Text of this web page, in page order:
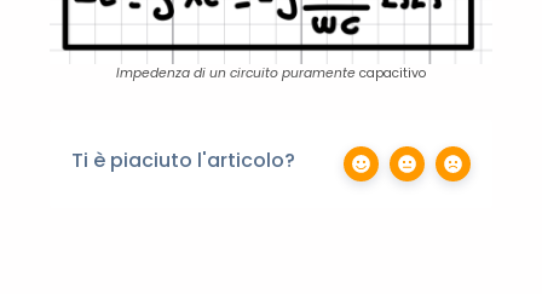
Impedenza di un circuito puramente capacitivo
Ti è piaciuto l'articolo?